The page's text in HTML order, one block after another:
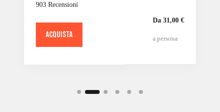
903 Recensioni
ACQUISTA
Da 31,00 €
a persona